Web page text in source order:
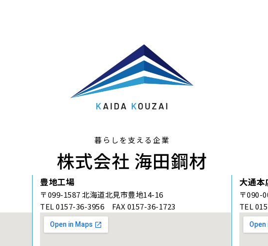
暮らしを支える企業
株式会社 海田鋼材
豊地工場
〒099-1587 北海道北見市豊地14-16
TEL 0157-36-3956 FAX 0157-36-1723
大通本
〒090-
TEL